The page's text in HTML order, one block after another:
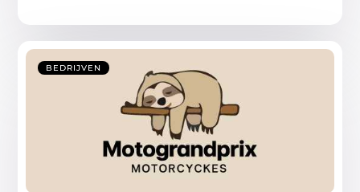
BEDRIJVEN